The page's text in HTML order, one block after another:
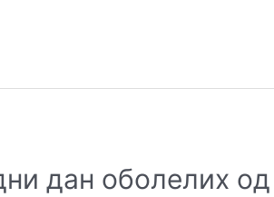
дан оболелих од